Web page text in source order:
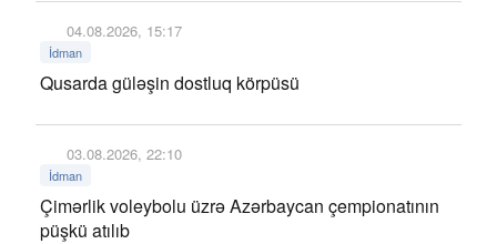
04.08.2026, 15:17
İdman
Qusarda güləşin dostluq körpüsü
03.08.2026, 22:10
İdman
Çimərlik voleybolu üzrə Azərbaycan çempionatının
püşkü atılıb